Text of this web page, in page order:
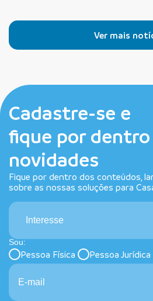
Ver mais
Cadastre-se e
fique por dentro
novidades
Fique por dentro dos conteúdos,
sobre as nossas soluções para
Interesse
Sou:
Pessoa Física Pessoa Jurídica